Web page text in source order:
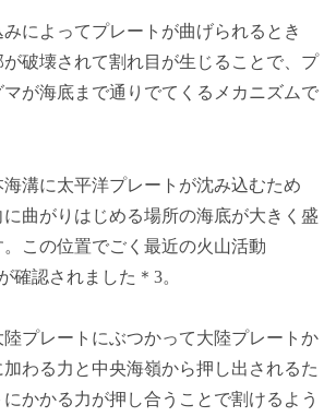
によってプレートが曲げられるとき
破壊されて割れ目が生じることで、プ
が海底まで通りでてくるメカニズムで
溝に太平洋プレートが沈み込むため
曲がりはじめる場所の海底が大きく盛
。この位置でごく最近の火山活動
確認されました＊3。
プレートにぶつかって大陸プレートか
わる力と中央海嶺から押し出されるた
かかる力が押し合うことで割けるよう